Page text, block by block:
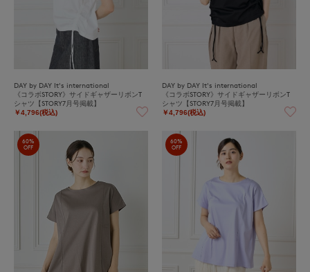
DAY by DAY It's international
《コラボSTORY》サイドギャザーリボンT
シャツ【STORY7月号掲載】
￥4,796(税込)
DAY by DAY It's international
《コラボSTORY》サイドギャザーリボンT
シャツ【STORY7月号掲載】
￥4,796(税込)
60%
OFF
60%
OFF